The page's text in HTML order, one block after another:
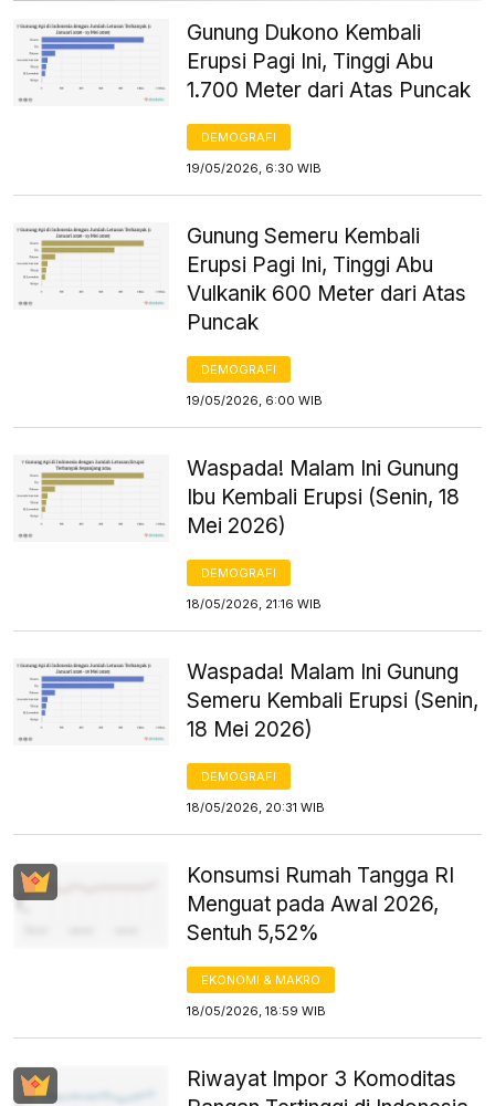
Gunung Dukono Kembali
Erupsi Pagi Ini, Tinggi Abu
1.700 Meter dari Atas Puncak
DEMOGRAFI
19/05/2026, 6:30 WIB
Gunung Semeru Kembali
Erupsi Pagi Ini, Tinggi Abu
Vulkanik 600 Meter dari Atas
Puncak
DEMOGRAFI
19/05/2026, 6:00 WIB
Waspada! Malam Ini Gunung
Ibu Kembali Erupsi (Senin, 18
Mei 2026)
DEMOGRAFI
18/05/2026, 21:16 WIB
Waspada! Malam Ini Gunung
Semeru Kembali Erupsi (Senin,
18 Mei 2026)
DEMOGRAFI
18/05/2026, 20:31 WIB
Konsumsi Rumah Tangga RI
Menguat pada Awal 2026,
Sentuh 5,52%
EKONOMI & MAKRO
18/05/2026, 18:59 WIB
Riwayat Impor 3 Komoditas